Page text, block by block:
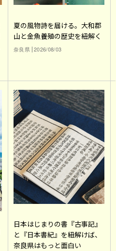
夏の風物詩を届ける。大和郡
山と金魚養殖の歴史を紐解く
奈良県 2026/08/03
日本はじまりの書『古事記』
と『日本書紀』を紐解けば、
奈良県はもっと面白い